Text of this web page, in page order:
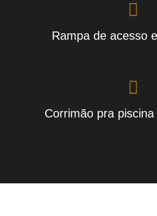
Rampa de acesso
Corrimão pra